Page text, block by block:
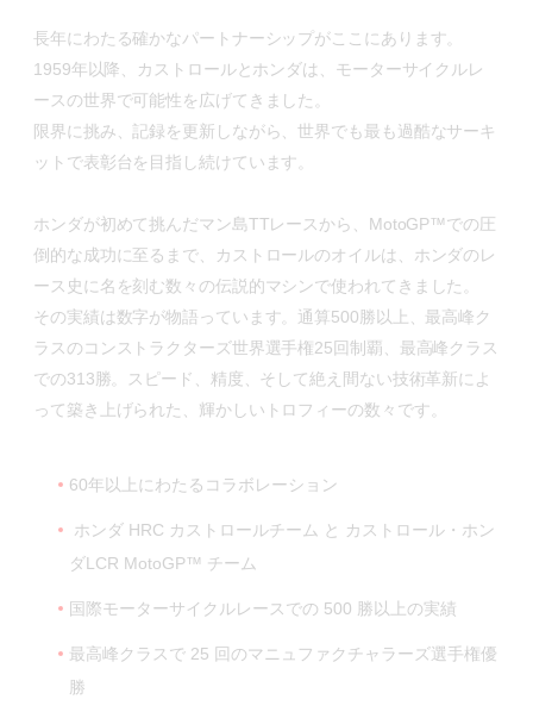
長年にわたる確かなパートナーシップがここにあります。
1959年以降、カストロールとホンダは、モーターサイクルレ
ースの世界で可能性を広げてきました。
限界に挑み、記録を更新しながら、世界でも最も過酷なサーキ
ットで表彰台を目指し続けています。
ホンダが初めて挑んだマン島TTレースから、MotoGP™での圧
倒的な成功に至るまで、カストロールのオイルは、ホンダのレ
ース史に名を刻む数々の伝説的マシンで使われてきました。
その実績は数字が物語っています。通算500勝以上、最高峰ク
ラスのコンストラクターズ世界選手権25回制覇、最高峰クラス
での313勝。スピード、精度、そして絶え間ない技術革新によ
って築き上げられた、輝かしいトロフィーの数々です。
60年以上にわたるコラボレーション
ホンダ HRC カストロールチーム と カストロール・ホン
ダLCR MotoGP™ チーム
国際モーターサイクルレースでの 500 勝以上の実績
最高峰クラスで 25 回のマニュファクチャラーズ選手権優
勝